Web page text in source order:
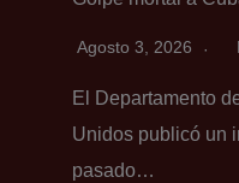
Agosto 3, 2026
El Departamento
Unidos publicó un
pasado…